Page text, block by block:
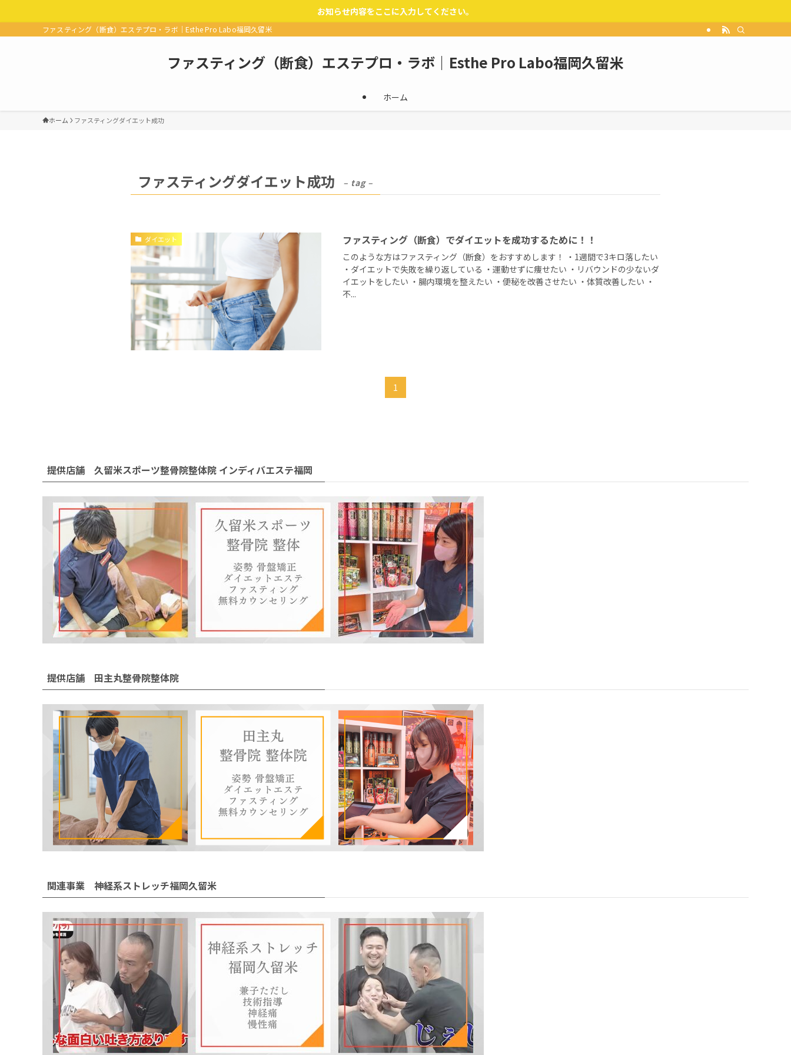
お知らせ内容をここに入力してください。
ファスティング（断食）エステプロ・ラボ｜Esthe Pro Labo福岡久留米
ファスティング（断食）エステプロ・ラボ｜Esthe Pro Labo福岡久留米
ホーム
ホーム ファスティングダイエット成功
ファスティングダイエット成功 – tag –
ダイエット ファスティング（断食）でダイエットを成功するために！！
このような方はファスティング（断食）をおすすめします！ ・1週間で3キロ落したい
・ダイエットで失敗を繰り返している ・運動せずに痩せたい ・リバウンドの少ないダ
イエットをしたい ・腸内環境を整えたい ・便秘を改善させたい ・体質改善したい ・
不...
1
提供店舗 久留米スポーツ整骨院整体院 インディバエステ福岡
提供店舗 田主丸整骨院整体院
関連事業 神経系ストレッチ福岡久留米